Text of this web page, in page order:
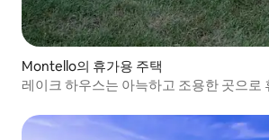
Montello의 휴가용 주택
레이크 하우스는 아늑하고 조용한 곳으로